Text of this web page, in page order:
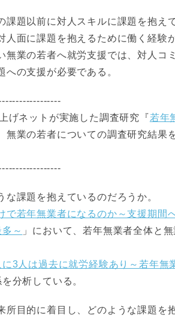
題以前に対人スキルに課題を抱え
人面に課題を抱えるために働く経験
無業の若者へ就労支援では、対人コ
の支援が必要である。
げネットが実施した調査研究『若年
無業の若者についての調査研究結果
課題を抱えているのだろうか。
で若年無業者になるのか～支援期間
～ 」において、若年無業者全体と
3人は過去に就労経験あり～若年無
分析している。
所目的に着目し、どのような課題を